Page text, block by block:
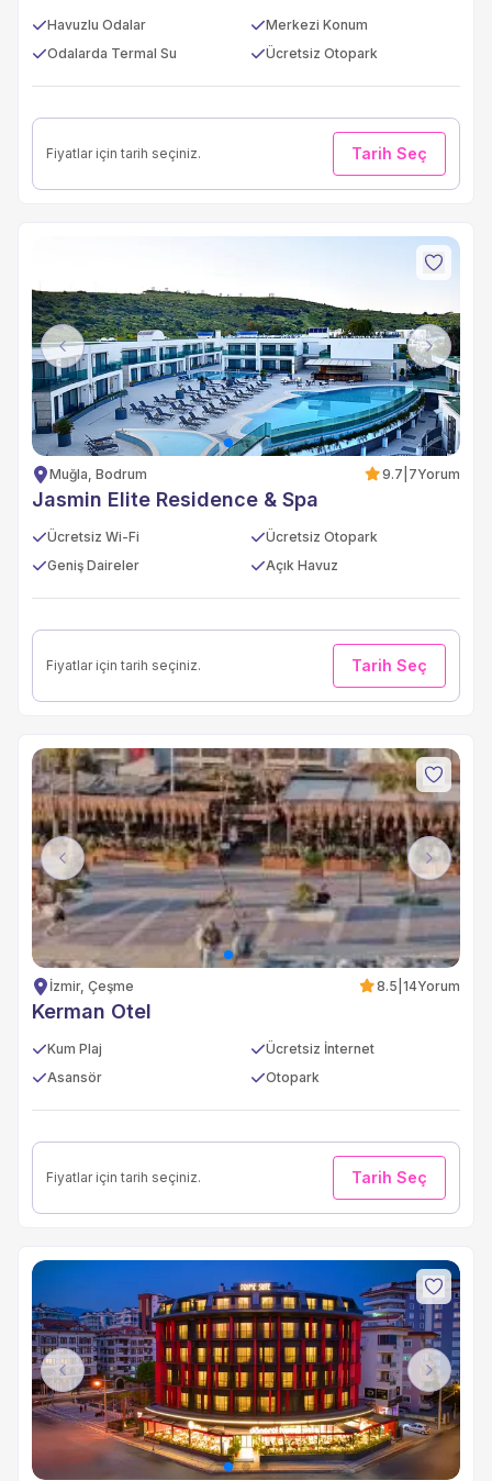
Havuzlu Odalar
Merkezi Konum
Odalarda Termal Su
Ücretsiz Otopark
Fiyatlar için tarih seçiniz. Tarih Seç
Previous Next
Muğla, Bodrum 9.7 7Yorum
Jasmin Elite Residence & Spa
Ücretsiz Wi-Fi
Ücretsiz Otopark
Geniş Daireler
Açık Havuz
Fiyatlar için tarih seçiniz. Tarih Seç
Previous Next
İzmir, Çeşme 8.5 14Yorum
Kerman Otel
Kum Plaj
Ücretsiz İnternet
Asansör
Otopark
Fiyatlar için tarih seçiniz. Tarih Seç
Previous Next